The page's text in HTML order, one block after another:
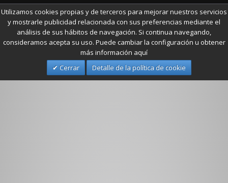
© 2014 www.fotos-lienzo.es
Utilizamos cookies propias y de terceros para mejorar nuestros servicios
y mostrarle publicidad relacionada con sus preferencias mediante el
análisis de sus hábitos de navegación. Si continua navegando,
consideramos acepta su uso. Puede cambiar la configuración u obtener
más información aquí
Cerrar
Detalle de la política de cookie